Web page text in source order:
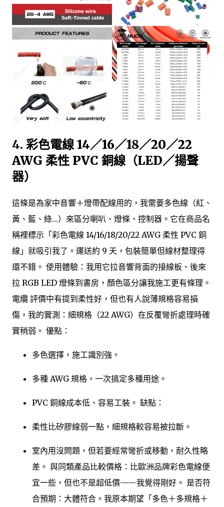
4. 彩色電線 14／16／18／20／22
AWG 柔性 PVC 銅線（LED／揚聲
器）
這條是為家中音響＋燈帶配線用的，我需要多色線（紅、
黃、藍、綠…）來區分喇叭、燈條、控制器。它在商品名
稱裡標示「彩色電線 14/16/18/20/22 AWG 柔性 PVC 銅
線」就吸引我了。運送約 9 天，包裝簡單但線材整理得
還不錯。 使用體驗：我用它拉音響背面的接線板、後來
拉 RGB LED 燈條到書房，顏色區分讓我施工更有條理。
電纜 評價中有提到柔性好，但也有人說薄規格容易損
傷，我的實測：細規格（22 AWG）在反覆彎折處理時確
實稍弱。 優點：
多色選擇，施工識別強。
多種 AWG 規格，一次搞定多種用途。
PVC 銅線成本低、容易工裝。 缺點：
柔性比矽膠線弱一點，細規格較容易被拉斷。
室內用沒問題，但若要經常彎折或移動，耐久性略
差。 與同類產品比較價格：比歐洲品牌彩色電線便
宜一些，但也不是超低價——我覺得剛好。 是否符
合預期：大體符合。我原本期望「多色＋多規格＋